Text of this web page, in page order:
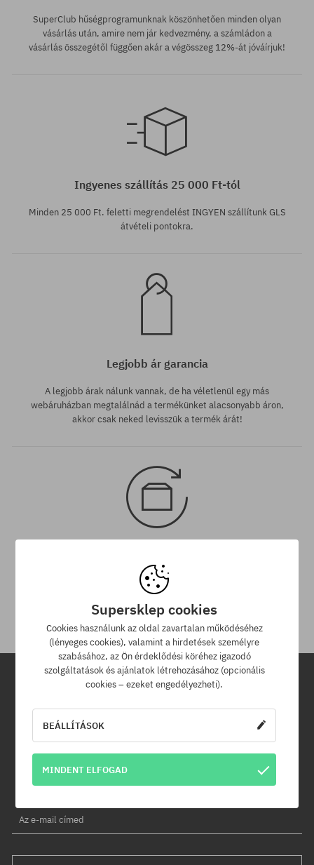
SuperClub hűségprogramunknak köszönhetően minden olyan
vásárlás után, amire nem jár kedvezmény, a számládon a
vásárlás összegétől függően akár a végösszeg 12%-át jóváírjuk!
Ingyenes szállítás 25 000 Ft-tól
Minden 25 000 Ft. feletti megrendelést INGYEN szállítunk GLS
átvételi pontokra.
Legjobb ár garancia
A legjobb árak nálunk vannak, de ha véletlenül egy más
webáruházban megtalálnád a termékünket alacsonyabb áron,
akkor csak neked levisszük a termék árát!
A termék visszaküldésére a csomag kézhezvételétől számítva
30 napod van.
Hírlevél
Az e-mail címed
Supersklep cookies
Cookies használunk az oldal zavartalan működéséhez
(lényeges cookies), valamint a hirdetések személyre
szabásához, az Ön érdeklődési köréhez igazodó
szolgáltatások és ajánlatok létrehozásához (opcionális
cookies – ezeket engedélyezheti).
BEÁLLÍTÁSOK
MINDENT ELFOGAD